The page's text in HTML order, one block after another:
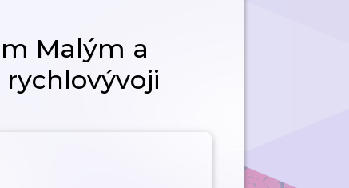
Malým a